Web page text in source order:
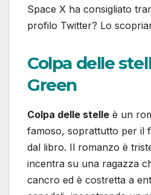
Space X ha consigliato
profilo Twitter? Lo
Colpa delle
Green
Colpa delle stelle è un
famoso, soprattutto per il
dal libro. Il romanzo è
incentra su una ragazza
cancro ed è costretta a